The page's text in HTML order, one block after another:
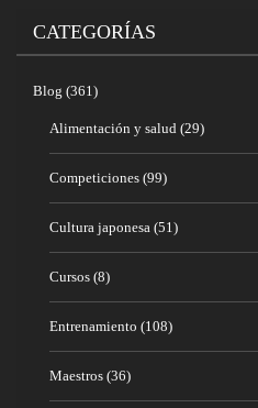
CATEGORÍAS
Blog (361)
Alimentación y salud (29)
Competiciones (99)
Cultura japonesa (51)
Cursos (8)
Entrenamiento (108)
Maestros (36)